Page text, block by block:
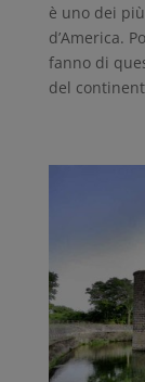
è uno dei
d’America.
fanno di
del